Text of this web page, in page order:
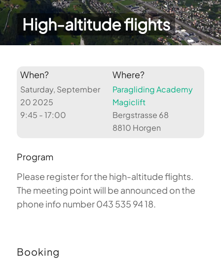
High-altitude flights
When?
Saturday, September
20 2025
9:45 - 17:00
Where?
Paragliding Academy
Magiclift
Bergstrasse 68
8810 Horgen
Program
Please register for the high-altitude flights.
The meeting point will be announced on the
phone info number 043 535 94 18.
Booking